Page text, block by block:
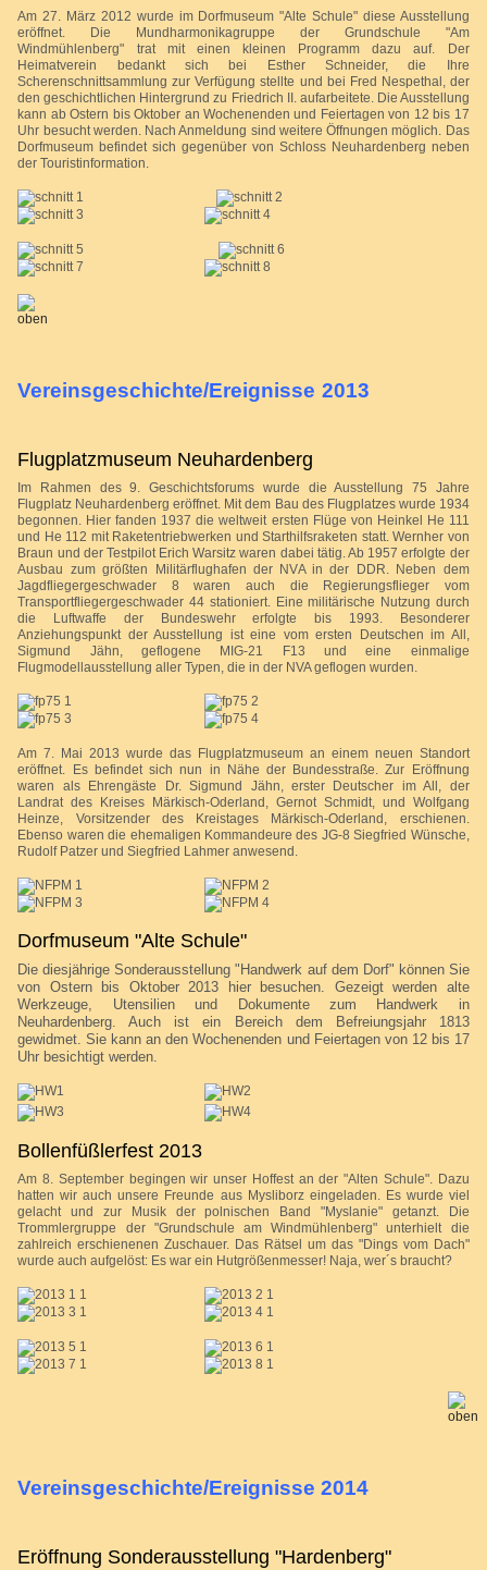
Am 27. März 2012 wurde im Dorfmuseum "Alte Schule" diese Ausstellung
eröffnet. Die Mundharmonikagruppe der Grundschule "Am
Windmühlenberg" trat mit einen kleinen Programm dazu auf. Der
Heimatverein bedankt sich bei Esther Schneider, die Ihre
Scherenschnittsammlung zur Verfügung stellte und bei Fred Nespethal, der
den geschichtlichen Hintergrund zu Friedrich II. aufarbeitete. Die Ausstellung
kann ab Ostern bis Oktober an Wochenenden und Feiertagen von 12 bis 17
Uhr besucht werden. Nach Anmeldung sind weitere Öffnungen möglich. Das
Dorfmuseum befindet sich gegenüber von Schloss Neuhardenberg neben
der Touristinformation.
Vereinsgeschichte/Ereignisse 2013
Flugplatzmuseum Neuhardenberg
Im Rahmen des 9. Geschichtsforums wurde die Ausstellung 75 Jahre
Flugplatz Neuhardenberg eröffnet. Mit dem Bau des Flugplatzes wurde 1934
begonnen. Hier fanden 1937 die weltweit ersten Flüge von Heinkel He 111
und He 112 mit Raketentriebwerken und Starthilfsraketen statt. Wernher von
Braun und der Testpilot Erich Warsitz waren dabei tätig. Ab 1957 erfolgte der
Ausbau zum größten Militärflughafen der NVA in der DDR. Neben dem
Jagdfliegergeschwader 8 waren auch die Regierungsflieger vom
Transportfliegergeschwader 44 stationiert. Eine militärische Nutzung durch
die Luftwaffe der Bundeswehr erfolgte bis 1993. Besonderer
Anziehungspunkt der Ausstellung ist eine vom ersten Deutschen im All,
Sigmund Jähn, geflogene MIG-21 F13 und eine einmalige
Flugmodellausstellung aller Typen, die in der NVA geflogen wurden.
Am 7. Mai 2013 wurde das Flugplatzmuseum an einem neuen Standort
eröffnet. Es befindet sich nun in Nähe der Bundesstraße. Zur Eröffnung
waren als Ehrengäste Dr. Sigmund Jähn, erster Deutscher im All, der
Landrat des Kreises Märkisch-Oderland, Gernot Schmidt, und Wolfgang
Heinze, Vorsitzender des Kreistages Märkisch-Oderland, erschienen.
Ebenso waren die ehemaligen Kommandeure des JG-8 Siegfried Wünsche,
Rudolf Patzer und Siegfried Lahmer anwesend.
Dorfmuseum "Alte Schule"
Die diesjährige Sonderausstellung "Handwerk auf dem Dorf" können Sie
von Ostern bis Oktober 2013 hier besuchen. Gezeigt werden alte
Werkzeuge, Utensilien und Dokumente zum Handwerk in
Neuhardenberg. Auch ist ein Bereich dem Befreiungsjahr 1813
gewidmet. Sie kann an den Wochenenden und Feiertagen von 12 bis 17
Uhr besichtigt werden.
Bollenfüßlerfest 2013
Am 8. September begingen wir unser Hoffest an der "Alten Schule". Dazu
hatten wir auch unsere Freunde aus Mysliborz eingeladen. Es wurde viel
gelacht und zur Musik der polnischen Band "Myslanie" getanzt. Die
Trommlergruppe der "Grundschule am Windmühlenberg" unterhielt die
zahlreich erschienenen Zuschauer. Das Rätsel um das "Dings vom Dach"
wurde auch aufgelöst: Es war ein Hutgrößenmesser! Naja, wer´s braucht?
Vereinsgeschichte/Ereignisse 2014
Eröffnung Sonderausstellung "Hardenberg"